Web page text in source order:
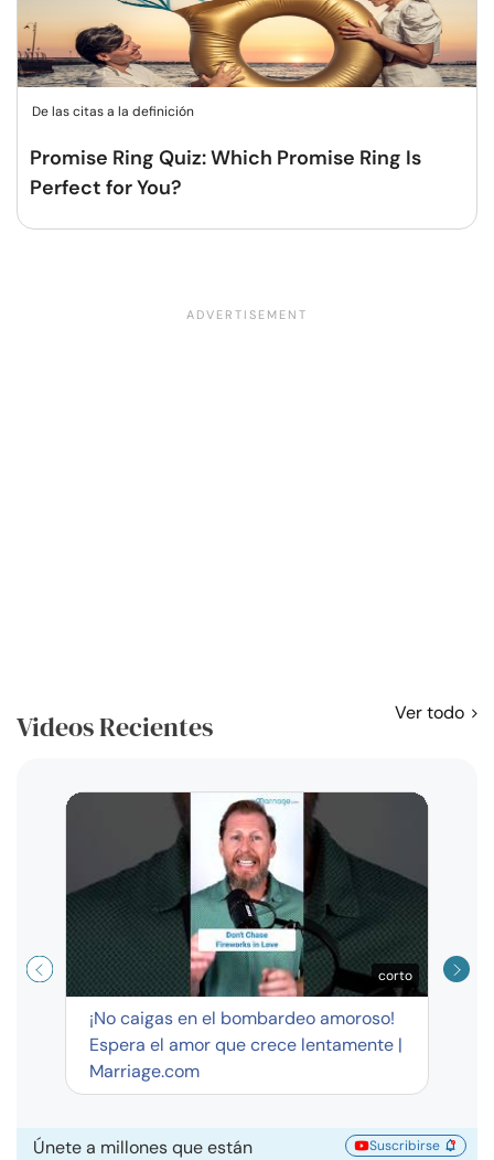
De las citas a la definición
Promise Ring Quiz: Which Promise Ring Is
Perfect for You?
Videos Recientes Ver todo
corto
¡No caigas en el bombardeo amoroso!
Espera el amor que crece lentamente |
Marriage.com
Únete a millones que están
Suscribirse